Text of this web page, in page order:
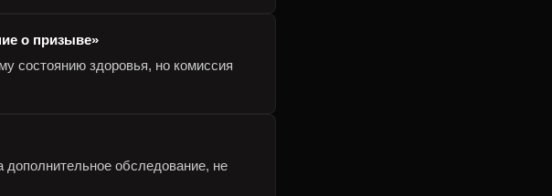
о призыве»
состоянию здоровья, но комиссия
обследование, не